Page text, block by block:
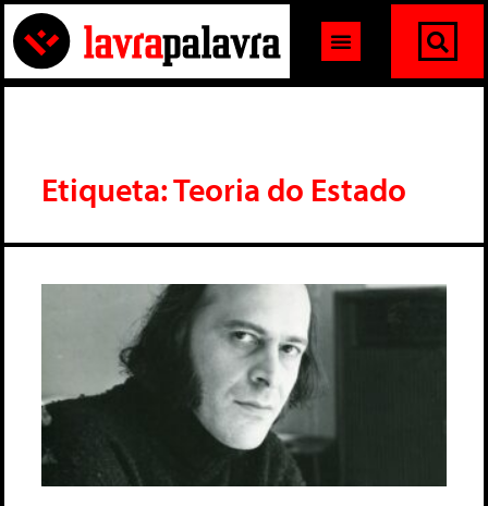
Etiqueta: Teoria do Estado